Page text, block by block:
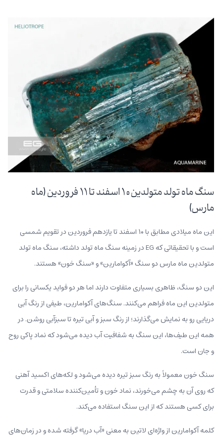
سنگ ماه تولد متولدین ۱۰ اسفند تا ۱۱ فروردین (ماه
مارس)
این ماه میلادی مطابق با ۱۰ اسفند تا یازدهم فروردین در تقویم شمسی
است و با تحقیقاتی که EG در زمینه سنگ ماه تولد داشته، سنگ ماه تولد
متولدین ماه مارس دو سنگ «آکوامارین» و «سنگ خون» هستند.
این دو سنگ، ظاهری بسیاری متفاوت دارند اما هر دو فواید یکسانی را برای
متولدین این ماه فراهم می‌کنند. سنگ‌های آکوامارین، طیفی از رنگ آبی
دریایی رو به نمایش می‌گذارند؛ از رنگ سبز و آبی تیره تا سبزآبی روشن. در
همه این طیف‌ها، این سنگ به شفافیت آب دیده می‌شود که نماد پاکی روح
و جان است.
سنگ خون معمولاً به رنگ سبز تیره دیده می‌شود و لکه‌های اکسید آهنی
که روی آن به چشم می‌خورند، نماد خون و تأمین‌کننده سلامتی و قدرت
برای کسی هستند که از این سنگ استفاده می‌کند.
کلمه آکوامارین از واژه‌ای لاتین به معنی «آب دریا» گرفته شده و در زمان‌های